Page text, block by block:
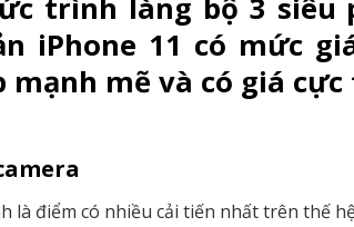
trình làng bộ 3 siêu
iPhone 11 có mức
mạnh mẽ và có giá
là điểm có nhiều cải tiến nhất trên thế